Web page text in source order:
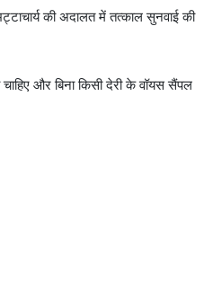
की अदालत में तत्काल सुनवाई की
और बिना किसी देरी के वॉयस सैंपल